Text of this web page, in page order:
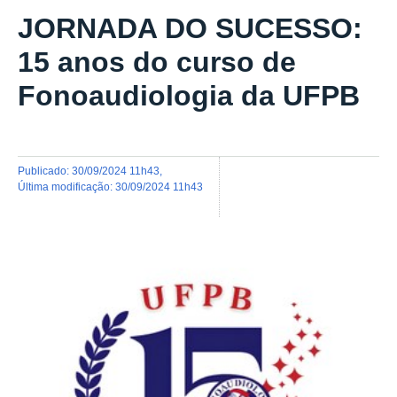
JORNADA DO SUCESSO:
15 anos do curso de
Fonoaudiologia da UFPB
publicado: 30/09/2024 11h43
última modificação: 30/09/2024 11h43